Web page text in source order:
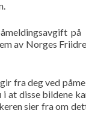
av Norges
fra deg ved
at disse bildene
sier fra om